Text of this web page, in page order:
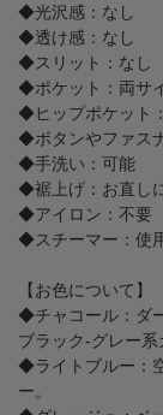
◆光沢感：なし
◆透け感：なし
◆スリット：なし
◆ポケット：両サ
◆ヒップポケット
◆ボタンやファス
◆手洗い：可能
◆裾上げ：お直し
◆アイロン：不要
◆スチーマー：使
【お色について】
◆チャコール：ダ
ブラック-グレー系
◆ライトブルー：
ー。